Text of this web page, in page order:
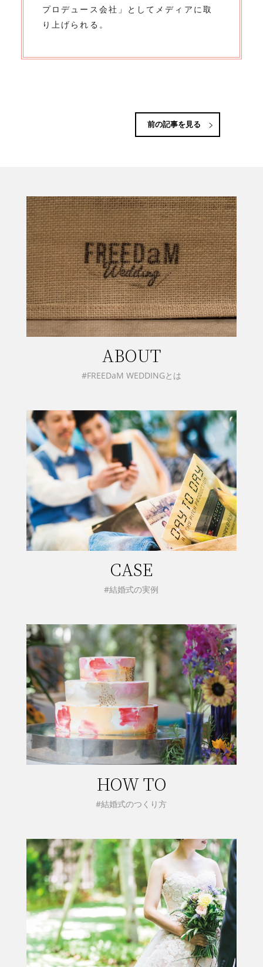
プロデュース会社」としてメディアに取
り上げられる。
前の記事を見る
ABOUT
#FREEDaM WEDDINGとは
CASE
#結婚式の実例
HOW TO
#結婚式のつくり方